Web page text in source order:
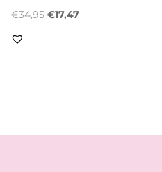
€34,95 Oorspronkelijke
€17,47Huidige